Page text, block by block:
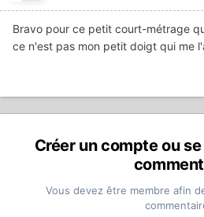
Bravo pour ce petit court-métrage
ce n'est pas mon petit doigt qui me
Créer un compte ou
Vous devez être membre afin